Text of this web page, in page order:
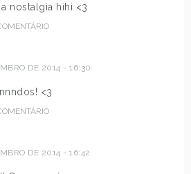
nostalgia hihi <3
DE 2014 - 16:30
<3
DE 2014 - 16:42